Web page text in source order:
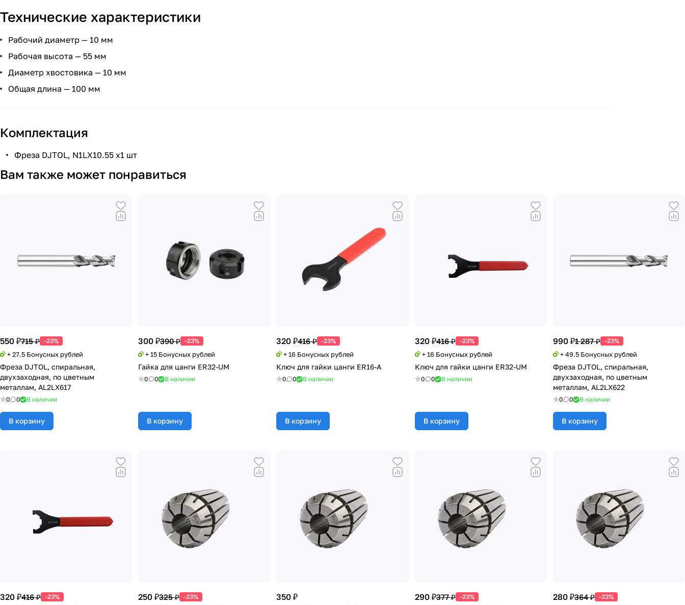
Технические характеристики
Рабочий диаметр — 10 мм
Рабочая высота — 55 мм
Диаметр хвостовика — 10 мм
Общая длина — 100 мм
Комплектация
Фреза DJTOL, N1LX10.55 х1 шт
Вам также может понравиться
550 ₽715 ₽ -23%
+ 27.5 Бонусных рублей
Фреза DJTOL, спиральная,
двухзаходная, по цветным
металлам, AL2LX617
0 0 В наличии
В корзину
300 ₽390 ₽ -23%
+ 15 Бонусных рублей
Гайка для цанги ER32-UM
0 0 В наличии
В корзину
320 ₽416 ₽ -23%
+ 16 Бонусных рублей
Ключ для гайки цанги ER16-A
0 0 В наличии
В корзину
320 ₽416 ₽ -23%
+ 16 Бонусных рублей
Ключ для гайки цанги ER32-UM
0 0 В наличии
В корзину
990 ₽1 287 ₽ -23%
+ 49.5 Бонусных рублей
Фреза DJTOL, спиральная,
двухзаходная, по цветным
металлам, AL2LX622
0 0 В наличии
В корзину
320 ₽416 ₽ -23% 250 ₽325 ₽ -23% 350 ₽ 290 ₽377 ₽ -23% 280 ₽364 ₽ -23%